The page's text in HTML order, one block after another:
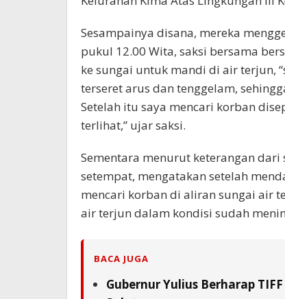
Sesampainya disana, mereka
pukul 12.00 Wita, saksi bersama
ke sungai untuk mandi di air terjun,
terseret arus dan tenggelam,
Setelah itu saya mencari korban
terlihat,” ujar saksi.
Sementara menurut keterangan dari
setempat, mengatakan setelah
mencari korban di aliran sungai air
air terjun dalam kondisi sudah
BACA JUGA
Gubernur Yulius Berharap